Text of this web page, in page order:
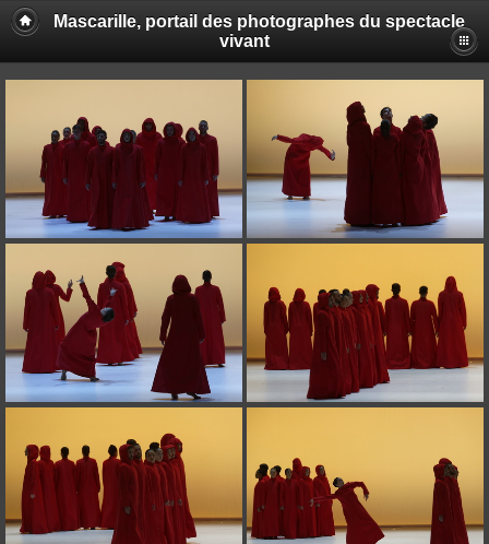
Mascarille, portail des photographes du spectacle
vivant